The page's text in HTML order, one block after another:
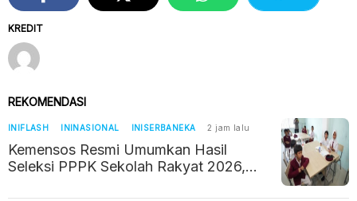
KREDIT
REKOMENDASI
INIFLASH ININASIONAL INISERBANEKA 2 jam lalu
Kemensos Resmi Umumkan Hasil
Seleksi PPPK Sekolah Rakyat 2026,